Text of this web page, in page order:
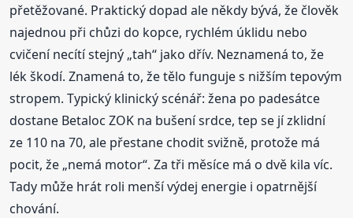
přetěžované. Praktický dopad ale někdy bývá, že člověk
najednou při chůzi do kopce, rychlém úklidu nebo
cvičení necítí stejný „tah“ jako dřív. Neznamená to, že
lék škodí. Znamená to, že tělo funguje s nižším tepovým
stropem. Typický klinický scénář: žena po padesátce
dostane Betaloc ZOK na bušení srdce, tep se jí zklidní
ze 110 na 70, ale přestane chodit svižně, protože má
pocit, že „nemá motor“. Za tři měsíce má o dvě kila víc.
Tady může hrát roli menší výdej energie i opatrnější
chování.